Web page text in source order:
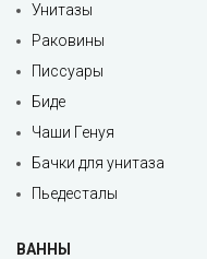
Унитазы
Раковины
Писсуары
Биде
Чаши Генуя
Бачки для унитаза
Пьедесталы
ВАННЫ